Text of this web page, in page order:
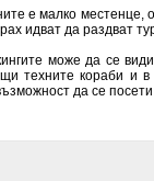
е малко местенце,
идват да раздват
може да се
техните кораби и
да се